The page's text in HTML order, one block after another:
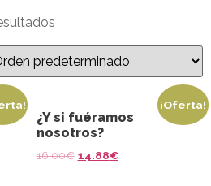
¡Oferta!
¿Y si fuéramos
nosotros?
16.00€ 14.88€